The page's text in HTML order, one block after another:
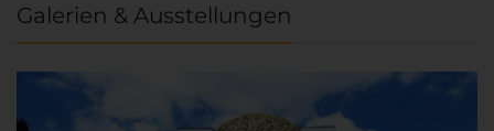
Galerien & Ausstellungen